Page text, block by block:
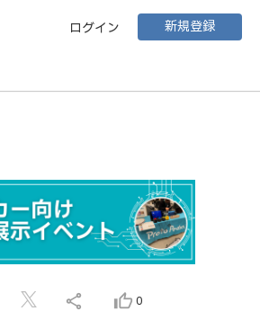
ログイン 新規登録
share thumb_up_alt 0